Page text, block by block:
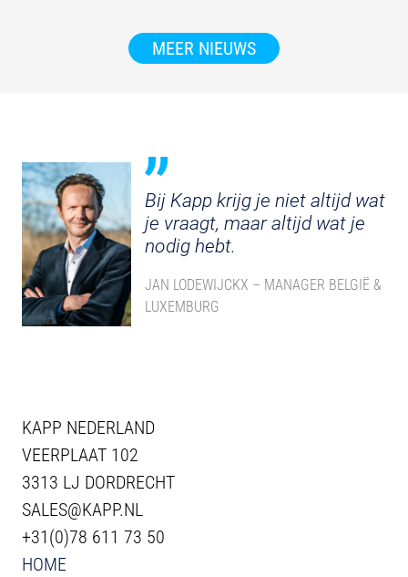
MEER NIEUWS
Bij Kapp krijg je niet altijd wat
je vraagt, maar altijd wat je
nodig hebt.
JAN LODEWIJCKX – MANAGER BELGIË &
LUXEMBURG
KAPP NEDERLAND
VEERPLAAT 102
3313 LJ DORDRECHT
SALES@KAPP.NL
+31(0)78 611 73 50
HOME